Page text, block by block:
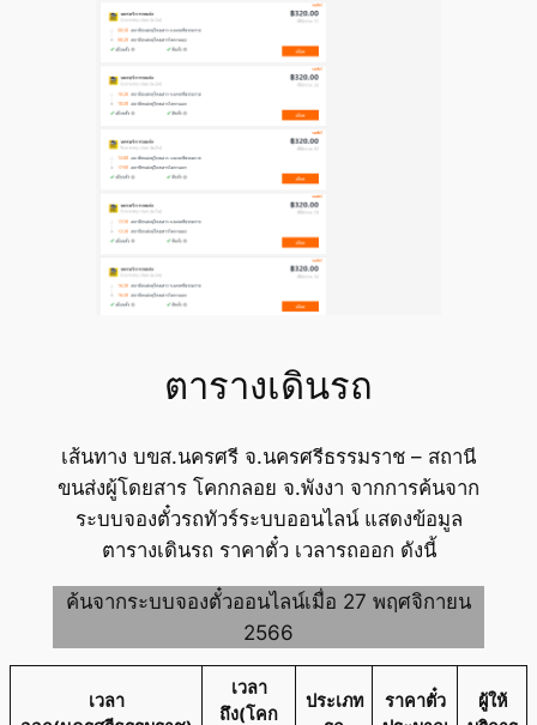
ตารางเดินรถ
เส้นทาง บขส.นครศรี จ.นครศรีธรรมราช – สถานี
ขนส่งผู้โดยสาร โคกกลอย จ.พังงา จากการค้นจาก
ระบบจองตั๋วรถทัวร์ระบบออนไลน์ แสดงข้อมูล
ตารางเดินรถ ราคาตั๋ว เวลารถออก ดังนี้
ค้นจากระบบจองตั๋วออนไลน์เมื่อ 27 พฤศจิกายน
2566
เวลา
เวลา
ถึง(โคก
ประเภท
ราคาตั๋ว
ผู้ให้